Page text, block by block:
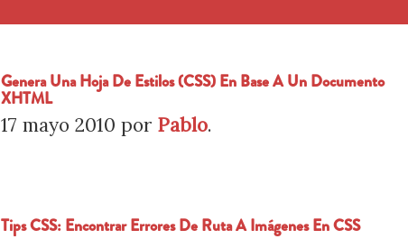
Genera Una Hoja De Estilos (CSS) En Base A Un Documento
XHTML
17 mayo 2010 por Pablo.
Tips CSS: Encontrar Errores De Ruta A Imágenes En CSS